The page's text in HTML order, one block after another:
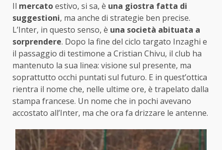
Il mercatoestivo, si sa, è una giostra fatta di
suggestioni, ma anche di strategie ben precise.
L’Inter, in questo senso, è una società abituata a
sorprendere. Dopo la fine del ciclo targato Inzaghi e
il passaggio di testimone a Cristian Chivu, il club ha
mantenuto la sua linea: visione sul presente, ma
soprattutto occhi puntati sul futuro. E in quest’ottica
rientra il nome che, nelle ultime ore, è trapelato dalla
stampa francese. Un nome che in pochi avevano
accostato all’Inter, ma che ora fa drizzare le antenne.